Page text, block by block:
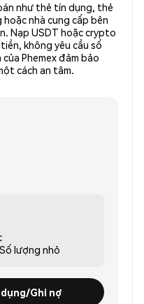
như thẻ tín dụng, thẻ
nhà cung cấp bên
Nạp USDT hoặc crypto
không yêu cầu số
Phemex đảm bảo
cách an tâm.
lượng nhỏ
Ghi nợ